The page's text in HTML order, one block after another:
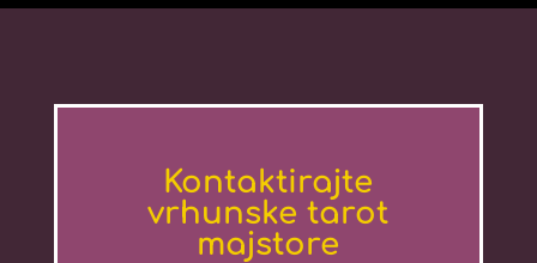
Kontaktirajte
vrhunske tarot
majstore